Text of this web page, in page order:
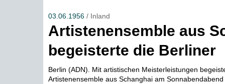
03.06.1956/ Inland
Artistenensemble aus
begeisterte die Berliner
Berlin (ADN). Mit artistischen Meisterleistungen
Artistenensemble aus Schanghai am